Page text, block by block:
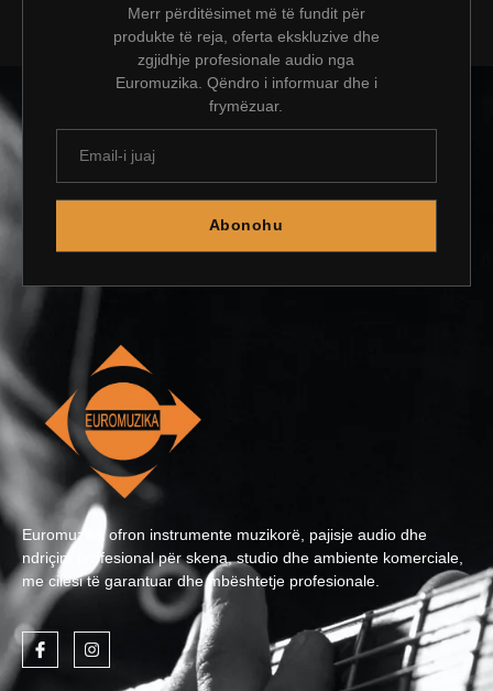
Merr përditësimet më të fundit për
produkte të reja, oferta ekskluzive dhe
zgjidhje profesionale audio nga
Euromuzika. Qëndro i informuar dhe i
frymëzuar.
Abonohu
Euromuzika ofron instrumente muzikorë, pajisje audio dhe
ndriçim profesional për skena, studio dhe ambiente komerciale,
me cilësi të garantuar dhe mbështetje profesionale.